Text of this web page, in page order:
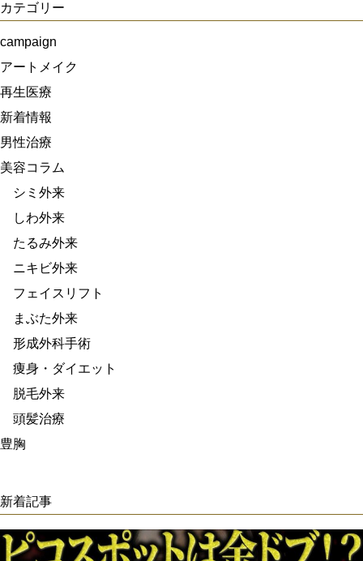
カテゴリー
campaign
アートメイク
再生医療
新着情報
男性治療
美容コラム
シミ外来
しわ外来
たるみ外来
ニキビ外来
フェイスリフト
まぶた外来
形成外科手術
痩身・ダイエット
脱毛外来
頭髪治療
豊胸
新着記事